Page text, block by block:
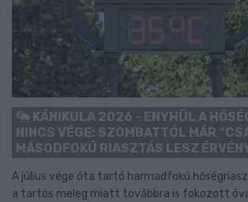
KÁNIKULA 2026 - ENYHÜL A
NINCS VÉGE: SZOMBATTÓL MÁR
MÁSODFOKÚ RIASZTÁS LESZ
A július vége óta tartó harmadfokú
a tartós meleg miatt továbbra is fokozott